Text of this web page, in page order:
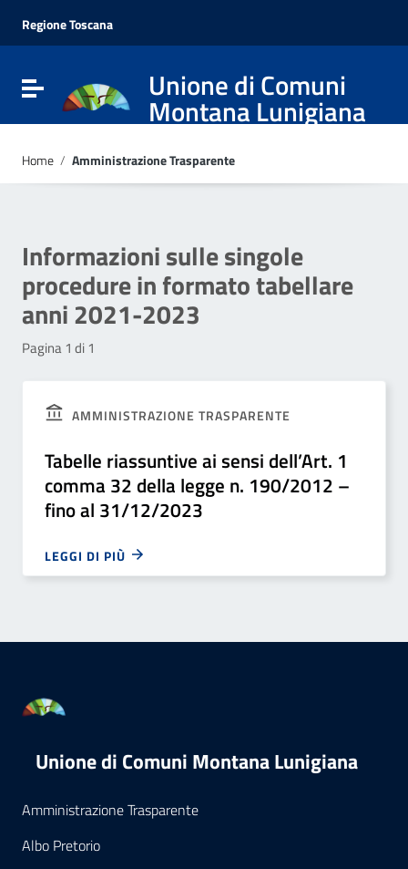
Vai al menu di navigazione
Vai al footer
Regione Toscana
Attiva / disattiva la navigazioneUnione di Comuni
Montana Lunigiana
Home / Amministrazione Trasparente
Informazioni sulle singole
procedure in formato tabellare
anni 2021-2023
Pagina 1 di 1
AMMINISTRAZIONE TRASPARENTE
Tabelle riassuntive ai sensi dell’Art. 1
comma 32 della legge n. 190/2012 –
fino al 31/12/2023
LEGGI DI PIÙ
Unione di Comuni Montana Lunigiana
Amministrazione Trasparente
Albo Pretorio